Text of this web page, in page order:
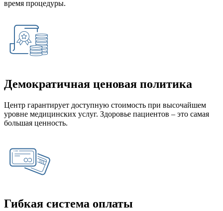
время процедуры.
Демократичная ценовая политика
Центр гарантирует доступную стоимость при высочайшем
уровне медицинских услуг. Здоровье пациентов – это самая
большая ценность.
Гибкая система оплаты